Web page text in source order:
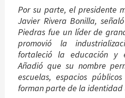
Por su parte, el presidente
Javier Rivera Bonilla,
Piedras fue un líder de
promovió la
fortaleció la educación y
Añadió que su nombre
escuelas, espacios
forman parte de la